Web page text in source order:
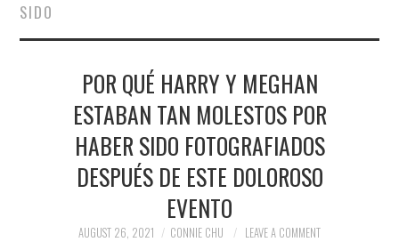
FINANCE
POLITICS
SOCIETY
SIDO
POR QUÉ HARRY Y MEGHAN
ESTABAN TAN MOLESTOS POR
HABER SIDO FOTOGRAFIADOS
DESPUÉS DE ESTE DOLOROSO
EVENTO
AUGUST 26, 2021 CONNIE CHU LEAVE A COMMENT